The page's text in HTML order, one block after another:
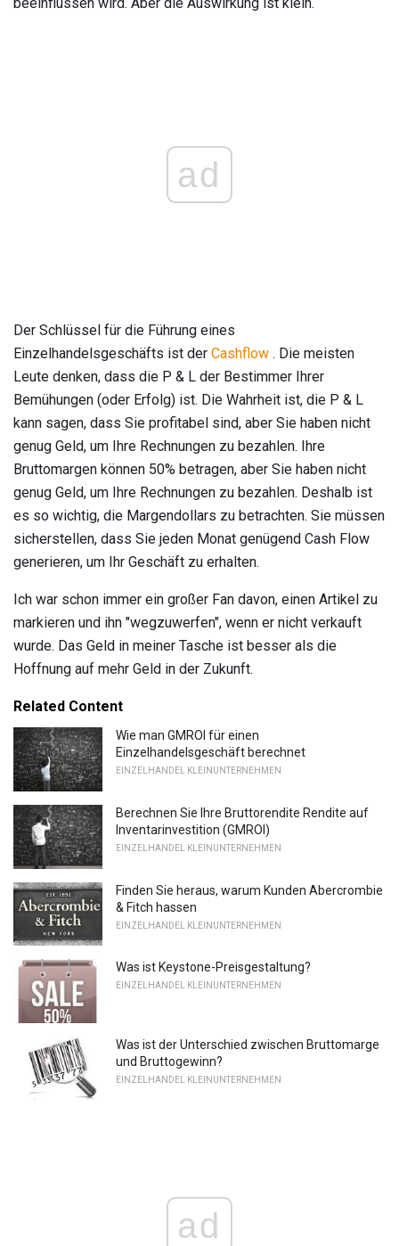
beeinflussen wird. Aber die Auswirkung ist klein.
ad
Der Schlüssel für die Führung eines
Einzelhandelsgeschäfts ist der Cashflow . Die meisten
Leute denken, dass die P & L der Bestimmer Ihrer
Bemühungen (oder Erfolg) ist. Die Wahrheit ist, die P & L
kann sagen, dass Sie profitabel sind, aber Sie haben nicht
genug Geld, um Ihre Rechnungen zu bezahlen. Ihre
Bruttomargen können 50% betragen, aber Sie haben nicht
genug Geld, um Ihre Rechnungen zu bezahlen. Deshalb ist
es so wichtig, die Margendollars zu betrachten. Sie müssen
sicherstellen, dass Sie jeden Monat genügend Cash Flow
generieren, um Ihr Geschäft zu erhalten.
Ich war schon immer ein großer Fan davon, einen Artikel zu
markieren und ihn "wegzuwerfen", wenn er nicht verkauft
wurde. Das Geld in meiner Tasche ist besser als die
Hoffnung auf mehr Geld in der Zukunft.
Related Content
Wie man GMROI für einen
Einzelhandelsgeschäft berechnet
EINZELHANDEL KLEINUNTERNEHMEN
Berechnen Sie Ihre Bruttorendite Rendite auf
Inventarinvestition (GMROI)
EINZELHANDEL KLEINUNTERNEHMEN
Finden Sie heraus, warum Kunden Abercrombie
& Fitch hassen
EINZELHANDEL KLEINUNTERNEHMEN
Was ist Keystone-Preisgestaltung?
EINZELHANDEL KLEINUNTERNEHMEN
Was ist der Unterschied zwischen Bruttomarge
und Bruttogewinn?
EINZELHANDEL KLEINUNTERNEHMEN
ad